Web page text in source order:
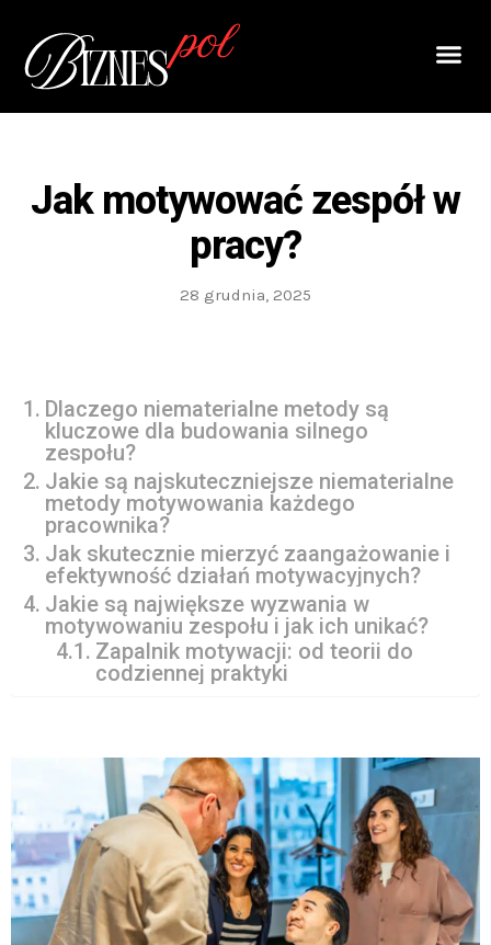
Jak motywować zespół w
pracy?
28 grudnia, 2025
Dlaczego niematerialne metody są
kluczowe dla budowania silnego
zespołu?
Jakie są najskuteczniejsze niematerialne
metody motywowania każdego
pracownika?
Jak skutecznie mierzyć zaangażowanie i
efektywność działań motywacyjnych?
Jakie są największe wyzwania w
motywowaniu zespołu i jak ich unikać?
Zapalnik motywacji: od teorii do
codziennej praktyki